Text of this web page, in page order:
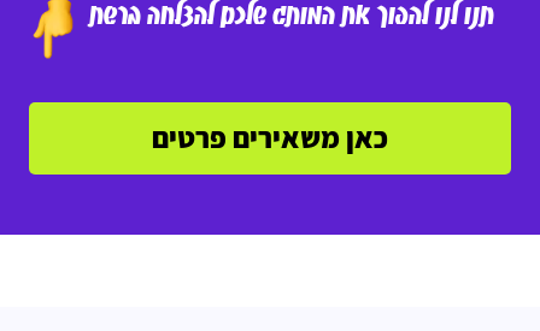
תנו לנו להפוך את המותג שלכם להצלחה ברשת
כאן משאירים פרטים